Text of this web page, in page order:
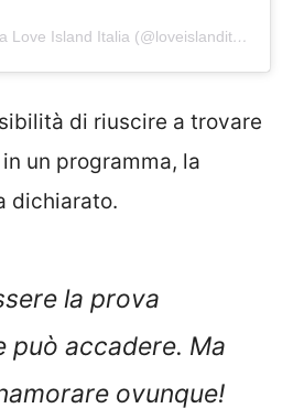
Un post condiviso da Love Island Italia (@loveislanditalia)
di riuscire a trovare
un programma, la
dichiarato.
la prova
può accadere. Ma
ovunque!